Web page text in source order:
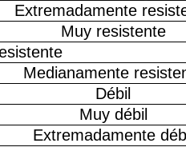
Extremadamente
Muy resistente
Medianamente
Débil
Muy débil
Extremadamente